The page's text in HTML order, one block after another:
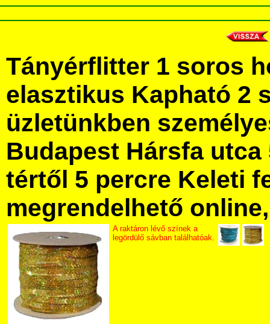
Tányérflitter 1 soros
elasztikus Kapható 2
üzletünkben
Budapest Hársfa utca
tértől 5 percre Keleti
megrendelhető
A raktáron lévő színek a
legördülő sávban találhatóak.